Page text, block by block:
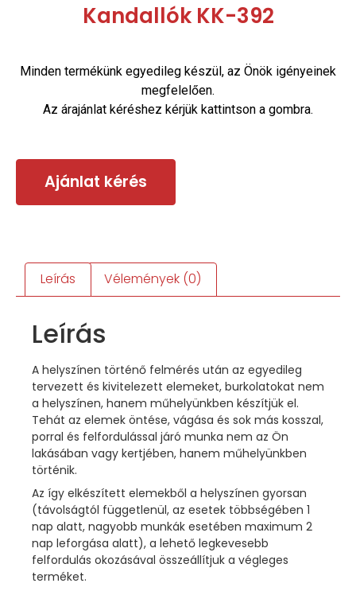
Kandallók KK-392
Minden termékünk egyedileg készül, az Önök igényeinek
megfelelően.
Az árajánlat kéréshez kérjük kattintson a gombra.
Ajánlat kérés
Leírás Vélemények (0)
Leírás
A helyszínen történő felmérés után az egyedileg
tervezett és kivitelezett elemeket, burkolatokat nem
a helyszínen, hanem műhelyünkben készítjük el.
Tehát az elemek öntése, vágása és sok más kosszal,
porral és felfordulással járó munka nem az Ön
lakásában vagy kertjében, hanem műhelyünkben
történik.
Az így elkészített elemekből a helyszínen gyorsan
(távolságtól függetlenül, az esetek többségében 1
nap alatt, nagyobb munkák esetében maximum 2
nap leforgása alatt), a lehető legkevesebb
felfordulás okozásával összeállítjuk a végleges
terméket.